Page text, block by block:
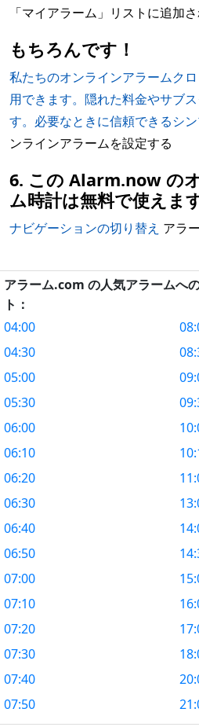
「マイアラーム」リストに追加さ
もちろんです！
私たちのオンラインアラームク
用できます。隠れた料金やサブ
す。必要なときに信頼できるシン
ンラインアラームを設定する
6. この Alarm.now の
ム時計は無料で使えま
ナビゲーションの切り替え アラ
アラーム.com の人気アラームへ
ト：
04:00
04:30
05:00
05:30
06:00
06:10
06:20
06:30
06:40
06:50
07:00
07:10
07:20
07:30
07:40
07:50